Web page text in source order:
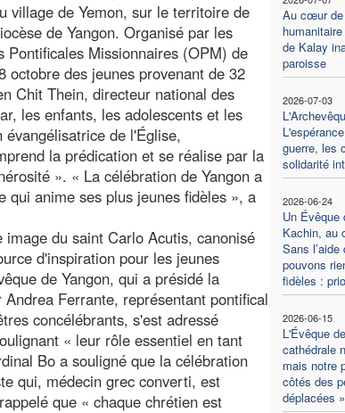
Au cœur
de Kalay
paroisse
2026-07-03
guerre, les
solidarité
2026-06-24
Un Évêque
Kachin, au
Sans
pouvons
fidèles :
2026-06-15
L'Évêque
cathédrale
mais notre
côtés des
déplacées »
village de Yemon, sur le territoire de
de Yangon. Organisé par les
Missionnaires (OPM) de
octobre des jeunes provenant de 32
Chit Thein, directeur national des
les enfants, les adolescents et les
de l'Église,
la prédication et se réalise par la
». « La célébration de Yangon a
qui anime ses plus jeunes fidèles », a
du saint Carlo Acutis, canonisé
d'inspiration pour les jeunes
de Yangon, qui a présidé la
Ferrante, représentant pontifical
concélébrants, s'est adressé
« leur rôle essentiel en tant
Bo a souligné que la célébration
qui, médecin grec converti, est
que « chaque chrétien est